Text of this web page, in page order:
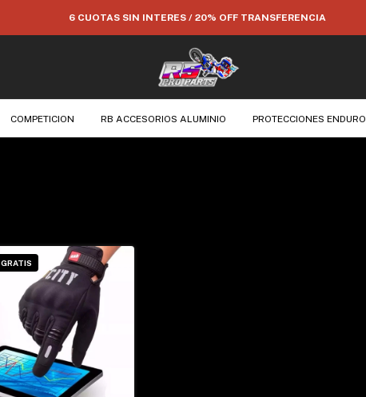
6 CUOTAS SIN INTERES / 20% OFF TRANSFERENCIA
COMPETICION RB ACCESORIOS ALUMINIO PROTECCIONES ENDURO
GRATIS